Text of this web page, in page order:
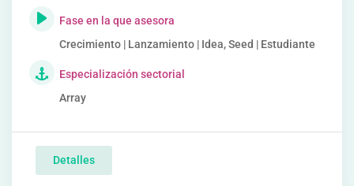
Fase en la que asesora
Crecimiento | Lanzamiento | Idea, Seed | Estudiante
Especialización sectorial
Array
Detalles